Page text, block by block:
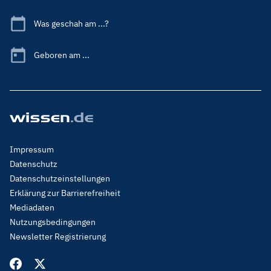
Was geschah am ...?
Geboren am ...
Footer
Menu
Legal
Impressum
Datenschutz
Datenschutzeinstellungen
Erklärung zur Barrierefreiheit
Mediadaten
Nutzungsbedingungen
Newsletter Registrierung